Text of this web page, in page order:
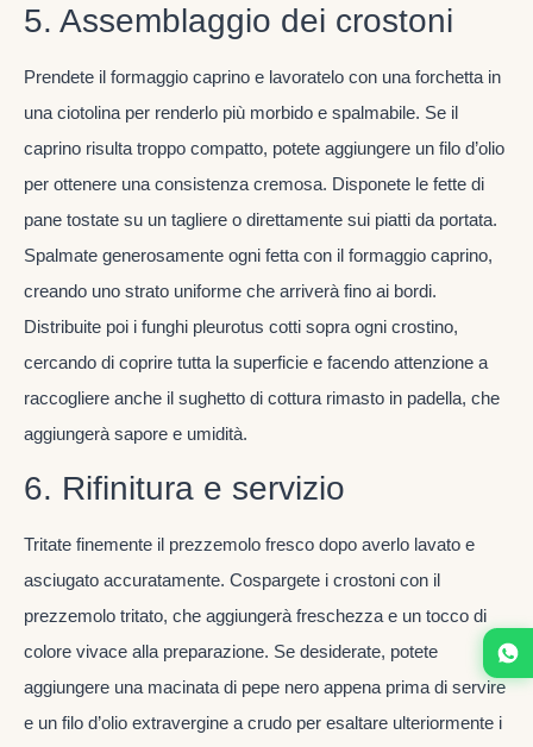
5. Assemblaggio dei crostoni
Prendete il formaggio caprino e lavoratelo con una forchetta in
una ciotolina per renderlo più morbido e spalmabile. Se il
caprino risulta troppo compatto, potete aggiungere un filo d’olio
per ottenere una consistenza cremosa. Disponete le fette di
pane tostate su un tagliere o direttamente sui piatti da portata.
Spalmate generosamente ogni fetta con il formaggio caprino,
creando uno strato uniforme che arriverà fino ai bordi.
Distribuite poi i funghi pleurotus cotti sopra ogni crostino,
cercando di coprire tutta la superficie e facendo attenzione a
raccogliere anche il sughetto di cottura rimasto in padella, che
aggiungerà sapore e umidità.
6. Rifinitura e servizio
Tritate finemente il prezzemolo fresco dopo averlo lavato e
asciugato accuratamente. Cospargete i crostoni con il
prezzemolo tritato, che aggiungerà freschezza e un tocco di
colore vivace alla preparazione. Se desiderate, potete
aggiungere una macinata di pepe nero appena prima di servire
e un filo d’olio extravergine a crudo per esaltare ulteriormente i